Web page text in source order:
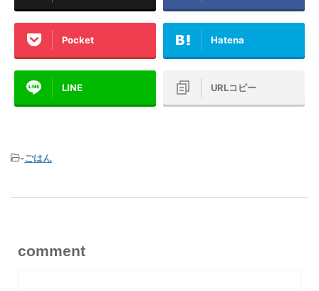
Pocket Hatena
LINE URLコピー
-ごはん
comment